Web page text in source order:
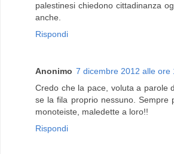
palestinesi chiedono cittadinanza
anche.
Rispondi
Anonimo 7 dicembre 2012 alle ore
Credo che la pace, voluta a parole
se la fila proprio nessuno. Sempre
monoteiste, maledette a loro!!
Rispondi